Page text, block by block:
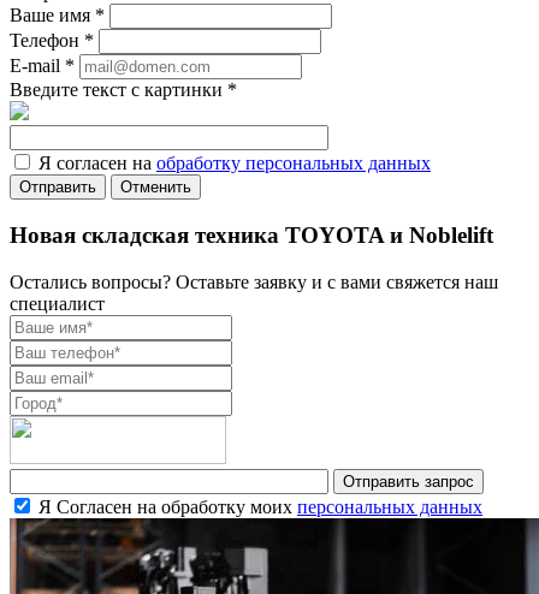
Ваше имя *
Телефон *
E-mail *
Введите текст с картинки *
Я согласен на обработку персональных данных
Отменить
Новая складская техника TOYOTA и Noblelift
Остались вопросы? Оставьте заявку и с вами свяжется наш
специалист
Я Согласен на обработку моих персональных данных